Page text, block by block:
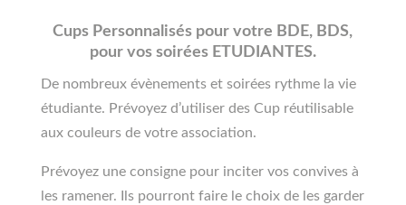
Cups Personnalisés pour votre BDE, BDS,
pour vos soirées ETUDIANTES.
De nombreux évènements et soirées rythme la vie
étudiante. Prévoyez d’utiliser des Cup réutilisable
aux couleurs de votre association.
Prévoyez une consigne pour inciter vos convives à
les ramener. Ils pourront faire le choix de les garder